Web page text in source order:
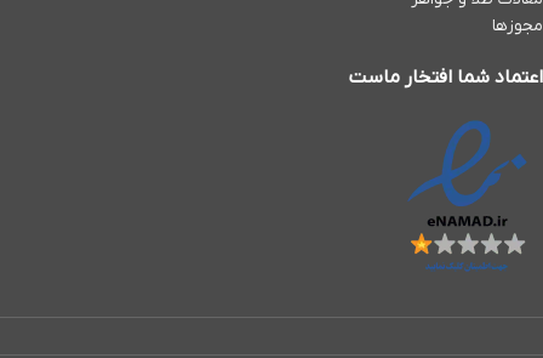
مجوزها
اعتماد شما افتخار ماست